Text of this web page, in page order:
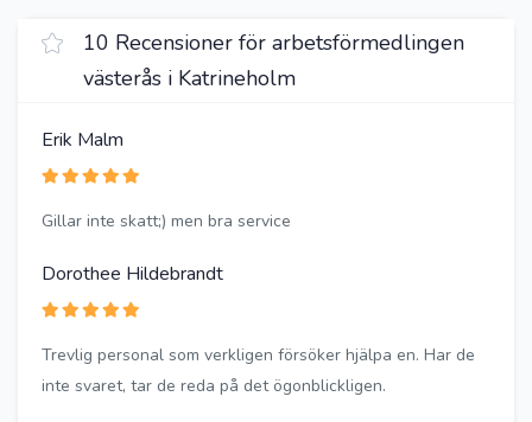
10 Recensioner för arbetsförmedlingen
västerås i Katrineholm
Erik Malm
Gillar inte skatt;) men bra service
Dorothee Hildebrandt
Trevlig personal som verkligen försöker hjälpa en. Har de
inte svaret, tar de reda på det ögonblickligen.